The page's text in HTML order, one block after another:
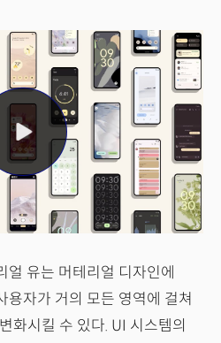
얼 유는 머테리얼 디자인에
용자가 거의 모든 영역에 걸쳐
화시킬 수 있다. UI 시스템의